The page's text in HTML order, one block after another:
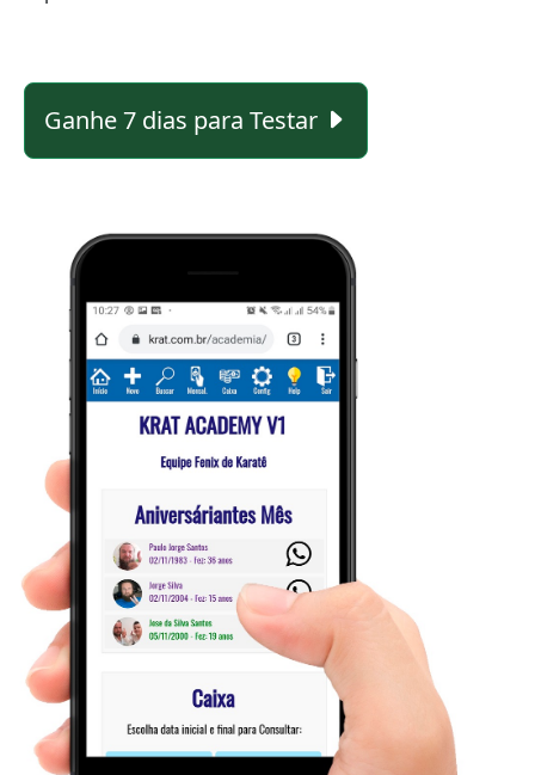
Ganhe 7 dias para Testar